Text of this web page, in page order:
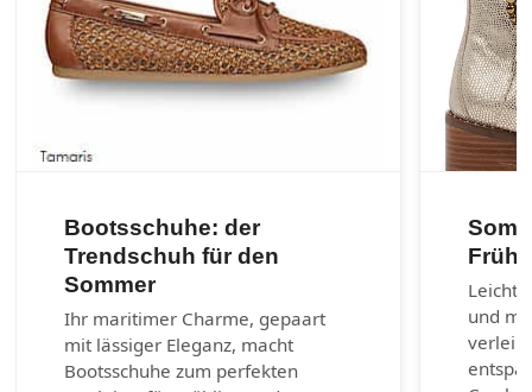
Bootsschuhe: der
Trendschuh für den
Sommer
Ihr maritimer Charme, gepaart
mit lässiger Eleganz, macht
Bootsschuhe zum perfekten
und